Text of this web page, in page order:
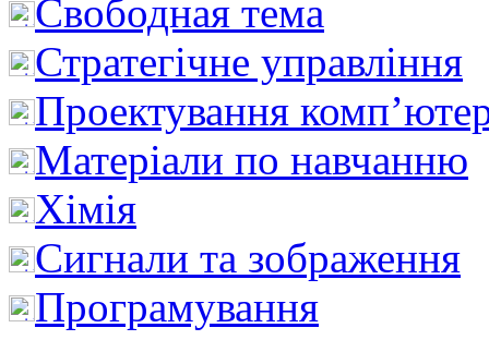
Свободная тема
Стратегічне управління
Проектування
Матеріали по навчанню
Хімія
Сигнали та зображення
Програмування